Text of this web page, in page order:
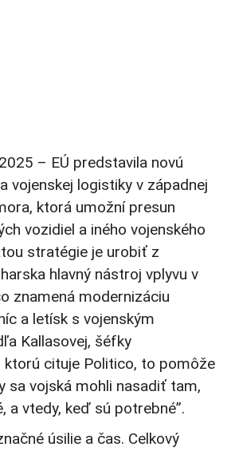
– EÚ predstavila novú
vojenskej logistiky v západnej
ktorá umožní presun
vozidiel a iného vojenského
stratégie je urobiť z
hlavný nástroj vplyvu v
znamená modernizáciu
a letísk s vojenským
Kallasovej, šéfky
ktorú cituje Politico, to pomôže
sa vojská mohli nasadiť tam,
a vtedy, keď sú potrebné”.
úsilie a čas. Celkový